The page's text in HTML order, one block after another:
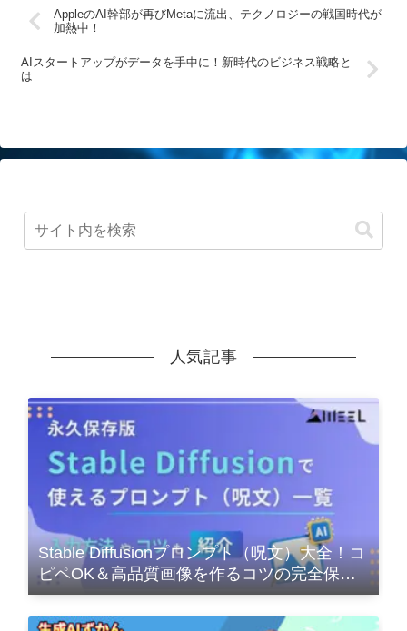
AppleのAI幹部が再びMetaに流出、テクノロジーの戦国時代が
加熱中！
AIスタートアップがデータを手中に！新時代のビジネス戦略と
は
人気記事
Stable Diffusionプロンプト（呪文）大全！コ
ピペOK＆高品質画像を作るコツの完全保存
版